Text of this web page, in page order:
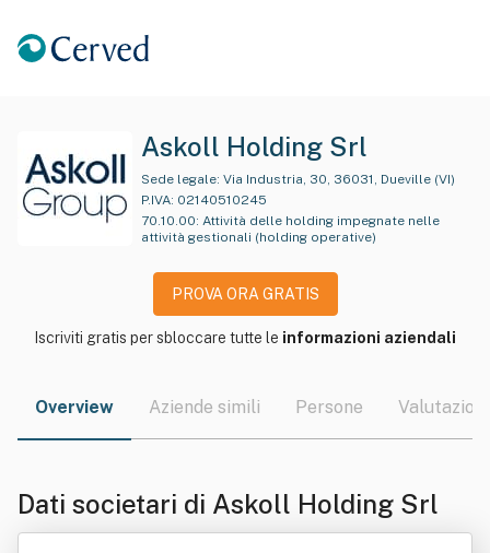
Askoll Holding Srl
Sede legale: Via Industria, 30, 36031, Dueville (VI)
P.IVA: 02140510245
70.10.00: Attività delle holding impegnate nelle
attività gestionali (holding operative)
PROVA ORA GRATIS
Iscriviti gratis per sbloccare tutte le informazioni aziendali
Overview Aziende simili Persone Valutazioni
Dati societari di Askoll Holding Srl